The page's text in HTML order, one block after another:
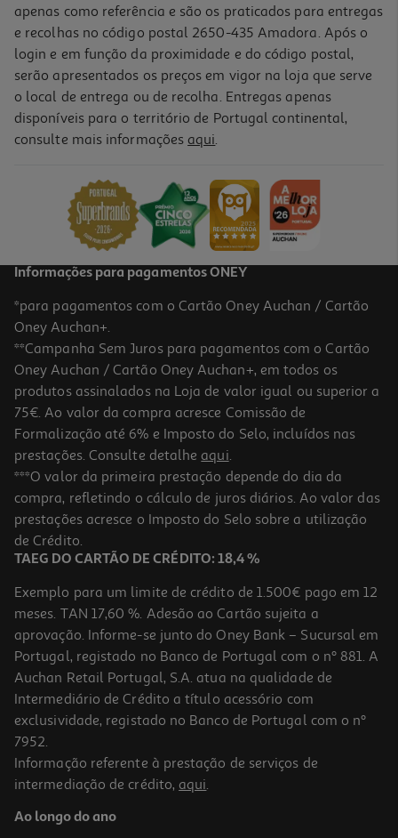
apenas como referência e são os praticados para entregas
e recolhas no código postal 2650-435 Amadora. Após o
login e em função da proximidade e do código postal,
serão apresentados os preços em vigor na loja que serve
o local de entrega ou de recolha. Entregas apenas
disponíveis para o território de Portugal continental,
consulte mais informações aqui.
Informações para pagamentos ONEY
*para pagamentos com o Cartão Oney Auchan / Cartão
Oney Auchan+.
**Campanha Sem Juros para pagamentos com o Cartão
Oney Auchan / Cartão Oney Auchan+, em todos os
produtos assinalados na Loja de valor igual ou superior a
75€. Ao valor da compra acresce Comissão de
Formalização até 6% e Imposto do Selo, incluídos nas
prestações. Consulte detalhe aqui.
***O valor da primeira prestação depende do dia da
compra, refletindo o cálculo de juros diários. Ao valor das
prestações acresce o Imposto do Selo sobre a utilização
de Crédito.
TAEG DO CARTÃO DE CRÉDITO: 18,4 %
Exemplo para um limite de crédito de 1.500€ pago em 12
meses. TAN 17,60 %. Adesão ao Cartão sujeita a
aprovação. Informe-se junto do Oney Bank – Sucursal em
Portugal, registado no Banco de Portugal com o nº 881. A
Auchan Retail Portugal, S.A. atua na qualidade de
Intermediário de Crédito a título acessório com
exclusividade, registado no Banco de Portugal com o nº
7952.
Informação referente à prestação de serviços de
intermediação de crédito, aqui.
Ao longo do ano